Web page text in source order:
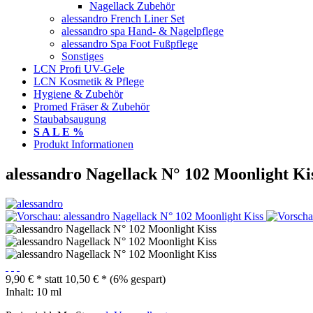
Nagellack Zubehör
alessandro French Liner Set
alessandro spa Hand- & Nagelpflege
alessandro Spa Foot Fußpflege
Sonstiges
LCN Profi UV-Gele
LCN Kosmetik & Pflege
Hygiene & Zubehör
Promed Fräser & Zubehör
Staubabsaugung
S A L E %
Produkt Informationen
alessandro Nagellack N° 102 Moonlight
9,90 € * statt 10,50 € * (6% gespart)
Inhalt: 10 ml